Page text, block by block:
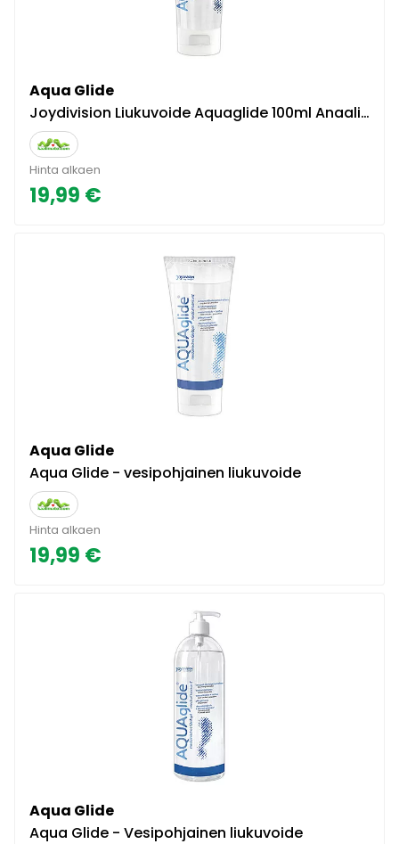
Aqua Glide
Joydivision Liukuvoide Aquaglide 100ml Anaaliseksiin
Hinta alkaen
19,99 €
Aqua Glide
Aqua Glide - vesipohjainen liukuvoide
Hinta alkaen
19,99 €
Aqua Glide
Aqua Glide - Vesipohjainen liukuvoide